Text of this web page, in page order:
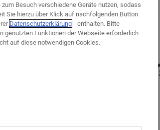
Wohn-
Besuch verschiedene Geräte nutzen, sodass
Sie hierzu über Klick auf nachfolgenden Button
Datenschutzerklärung
enthalten. Bitte
genutzten Funktionen der Webseite erforderlich
auf diese notwendigen Cookies.